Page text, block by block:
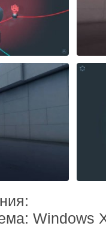
Windows